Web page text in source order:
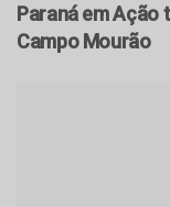
Paraná em Ação
Campo Mourão